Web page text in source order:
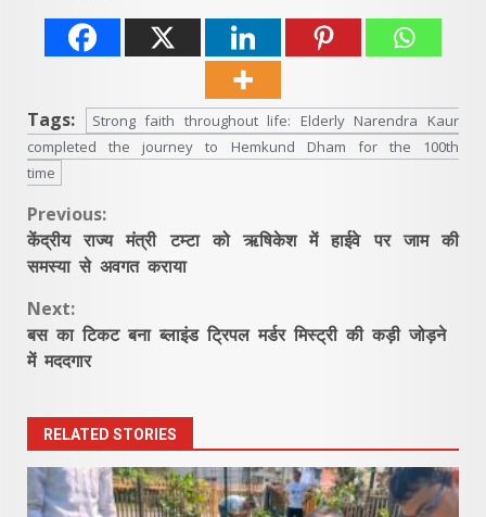
Tags:
Strong faith throughout life: Elderly Narendra Kaur
completed the journey to Hemkund Dham for the 100th
time
Continue
Reading
Previous:
केंद्रीय राज्य मंत्री टम्टा को ऋषिकेश में हाईवे पर जाम की
समस्या से अवगत कराया
Next:
बस का टिकट बना ब्लाइंड ट्रिपल मर्डर मिस्ट्री की कड़ी जोड़ने
में मददगार
RELATED STORIES